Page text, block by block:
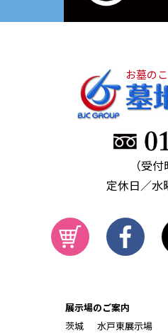
お墓の
（受
定休日／水
展示場のご案内
茨城
水戸東展示場